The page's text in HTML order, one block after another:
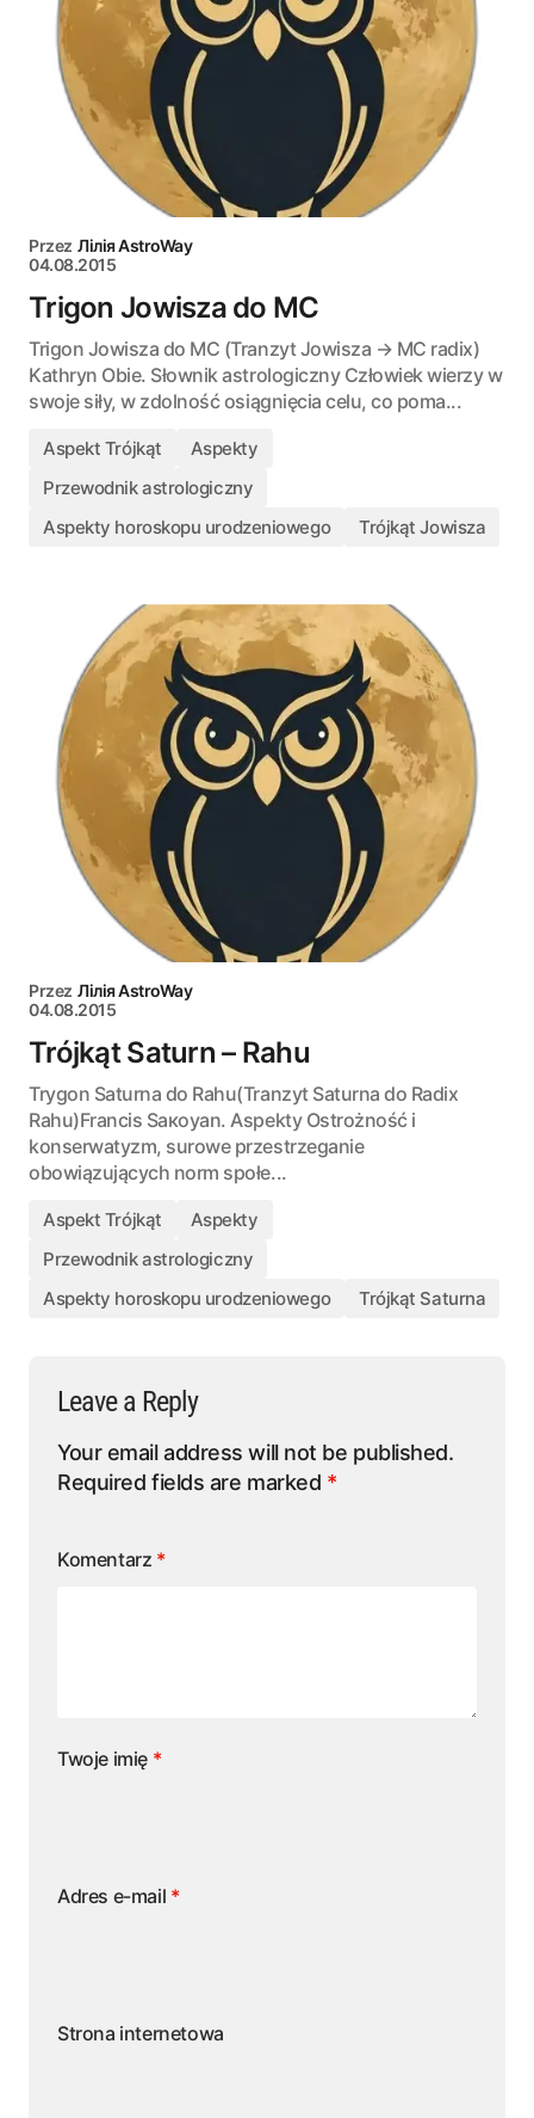
Przez Лілія AstroWay
04.08.2015
Trigon Jowisza do MC
Trigon Jowisza do MC (Tranzyt Jowisza → MC radix)
Kathryn Obie. Słownik astrologiczny Człowiek wierzy w
swoje siły, w zdolność osiągnięcia celu, co poma...
Aspekt Trójkąt
Aspekty
Przewodnik astrologiczny
Aspekty horoskopu urodzeniowego
Trójkąt Jowisza
Przez Лілія AstroWay
04.08.2015
Trójkąt Saturn – Rahu
Trygon Saturna do Rahu(Tranzyt Saturna do Radix
Rahu)Francis Saкоyan. Aspekty Ostrożność i
konserwatyzm, surowe przestrzeganie
obowiązujących norm społe...
Aspekt Trójkąt
Aspekty
Przewodnik astrologiczny
Aspekty horoskopu urodzeniowego
Trójkąt Saturna
Leave a Reply
Your email address will not be published.
Required fields are marked *
Komentarz *
Twoje imię *
Adres e-mail *
Strona internetowa